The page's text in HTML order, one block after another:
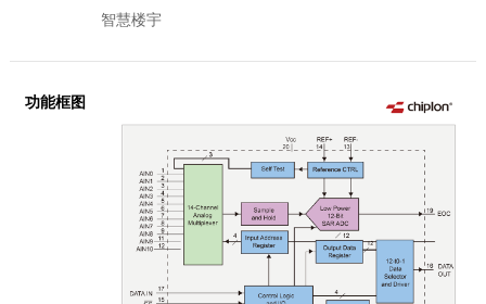
智慧楼宇
功能框图